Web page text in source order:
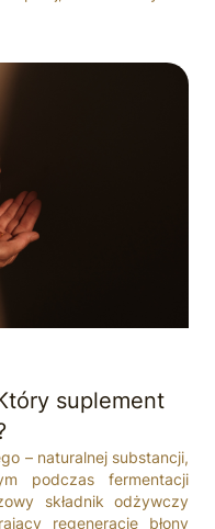
wspierają naturalną
suplement
– naturalnej substancji,
podczas fermentacji
składnik odżywczy
regenerację błony